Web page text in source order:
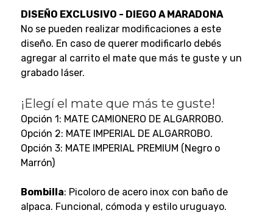
DISEÑO EXCLUSIVO - DIEGO A MARADONA
No se pueden realizar modificaciones a este
diseño. En caso de querer modificarlo debés
agregar al carrito el mate que más te guste y un
grabado láser.
¡Elegí el mate que más te guste!
Opción 1: MATE CAMIONERO DE ALGARROBO.
Opción 2: MATE IMPERIAL DE ALGARROBO.
Opción 3: MATE IMPERIAL PREMIUM (Negro o
Marrón)
Bombilla: Picoloro de acero inox con baño de
alpaca. Funcional, cómoda y estilo uruguayo.